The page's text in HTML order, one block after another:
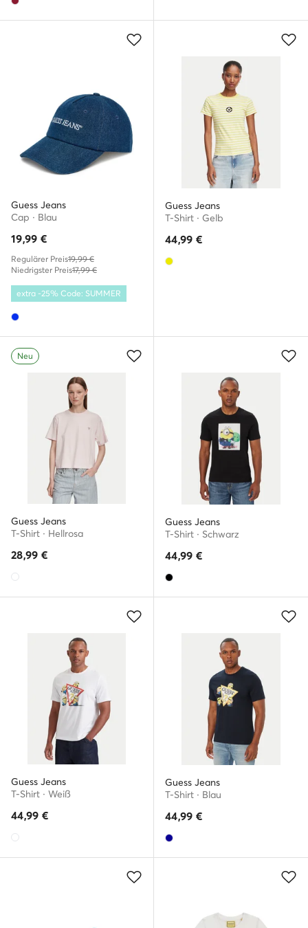
Guess Jeans
Cap · Blau
19,99 €
Regulärer Preis19,99 €
Niedrigster Preis17,99 €
extra -25% Code: SUMMER
Guess Jeans
T-Shirt · Gelb
44,99 €
Neu
Guess Jeans
T-Shirt · Hellrosa
28,99 €
Guess Jeans
T-Shirt · Schwarz
44,99 €
Guess Jeans
T-Shirt · Weiß
44,99 €
Guess Jeans
T-Shirt · Blau
44,99 €